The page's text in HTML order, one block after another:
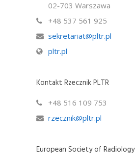
02-703 Warszawa
+48 537 561 925
sekretariat@pltr.pl
pltr.pl
Kontakt Rzecznik PLTR
+48 516 109 753
rzecznik@pltr.pl
European Society of Radiology